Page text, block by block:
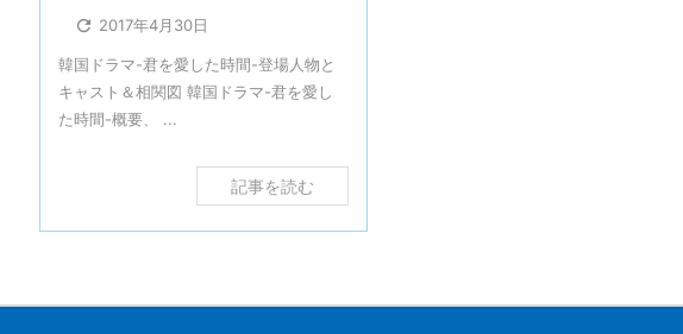
 2017年4月30日
韓国ドラマ-君を愛した時間-登場人物と
キャスト＆相関図 韓国ドラマ-君を愛し
た時間-概要、 ...
記事を読む